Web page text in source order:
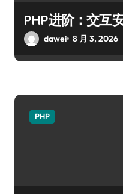
PHP进阶：交互
dawei 8 月 3, 2026
PHP